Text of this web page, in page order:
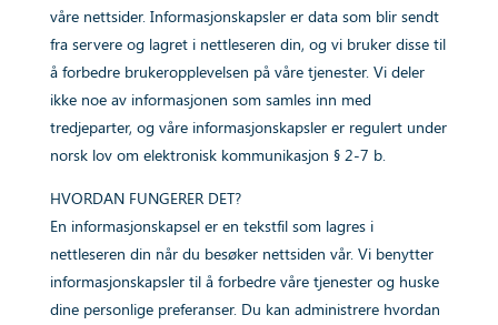
våre nettsider. Informasjonskapsler er data som blir sendt
fra servere og lagret i nettleseren din, og vi bruker disse til
å forbedre brukeropplevelsen på våre tjenester. Vi deler
ikke noe av informasjonen som samles inn med
tredjeparter, og våre informasjonskapsler er regulert under
norsk lov om elektronisk kommunikasjon § 2-7 b.
HVORDAN FUNGERER DET?
En informasjonskapsel er en tekstfil som lagres i
nettleseren din når du besøker nettsiden vår. Vi benytter
informasjonskapsler til å forbedre våre tjenester og huske
dine personlige preferanser. Du kan administrere hvordan